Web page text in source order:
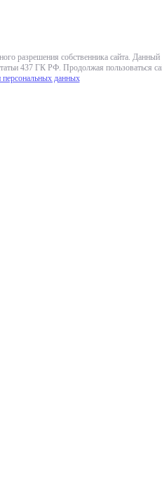
разрешения собственника сайта.
437 ГК РФ. Продолжая пользоваться
персональных данных